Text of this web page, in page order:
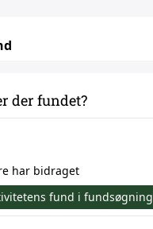
der fundet?
har bidraget
fund i fundsøgning